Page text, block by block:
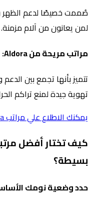
صُممت خصيصًا لدعم
لمن يعانون من آلام مزمنة.
مراتب مريحة من Aldora:
تتميز بأنها تجمع بين
تهوية جيدة لمنع تراكم
يمكنك الاطلاع علي مراتب Aldora من خلال الرابط
كيف تختار أفضل
بسيطة؟
حدد وضعية نومك